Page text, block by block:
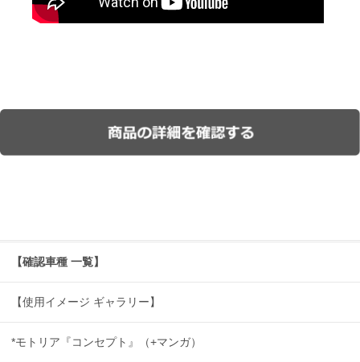
【確認車種 一覧】
【使用イメージ ギャラリー】
*モトリア『コンセプト』（+マンガ）